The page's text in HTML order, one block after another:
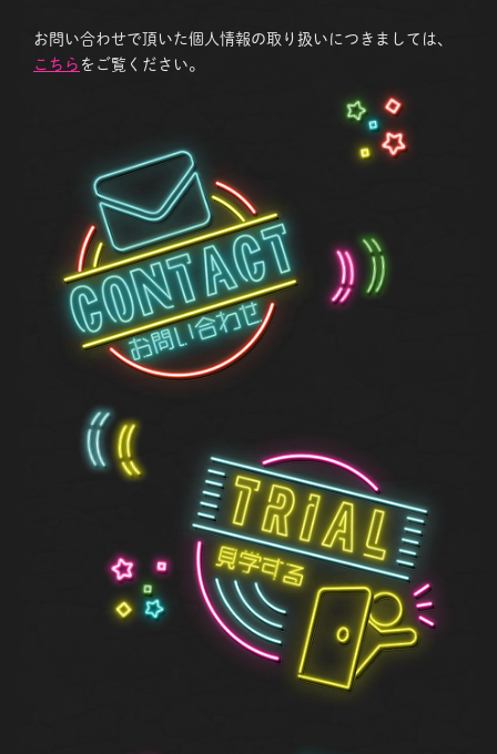
お問い合わせで頂いた個人情報の取り扱いにつきましては、
こちら をご覧ください。